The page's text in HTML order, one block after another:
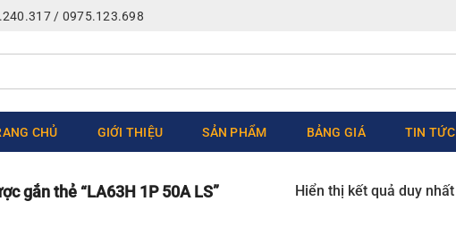
/ 0975.123.698
CHỦ GIỚI THIỆU SẢN PHẨM BẢNG GIÁ TIN TỨC
gắn thẻ “LA63H 1P 50A LS” Hiển thị kết quả duy nhất